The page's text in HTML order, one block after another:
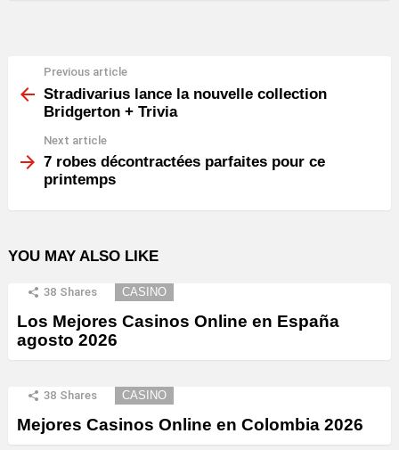
more
Previous article
Stradivarius lance la nouvelle collection
Bridgerton + Trivia
Next article
7 robes décontractées parfaites pour ce
printemps
YOU MAY ALSO LIKE
38 Shares CASINO
Los Mejores Casinos Online en España
agosto 2026
38 Shares CASINO
Mejores Casinos Online en Colombia 2026